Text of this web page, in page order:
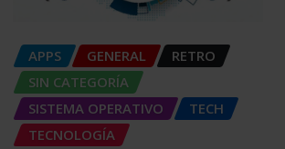
APPS GENERAL
RETRO
SIN CATEGORÍA
SISTEMA OPERATIVO
TECH
TECNOLOGÍA